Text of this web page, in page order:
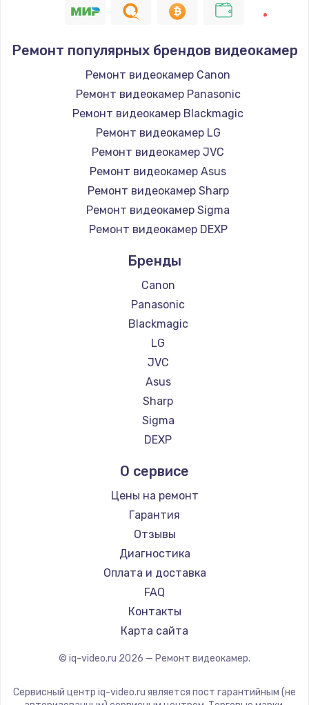
Заказать
Прошивка
от 1400 руб.
Заказать
Ремонт электроплаты
от 1200 руб.
Заказать
Ремонт корпуса
от 1250 руб.
Заказать
Настройка Wi-Fi
от 1040 руб.
Заказать
Ремонт цепей питания
от 2500 руб.
Заказать
Замена шлейфа матрицы
Заказать
Замена материнской платы
от 1395 руб.
Заказать
Замена видеочипа
от 2745 руб.
Заказать
от 875 руб.
Ремонт популярных брендов видеокамер
Ремонт видеокамер Canon
Ремонт видеокамер Panasonic
Ремонт видеокамер Blackmagic
Ремонт видеокамер LG
Ремонт видеокамер JVC
Ремонт видеокамер Asus
Ремонт видеокамер Sharp
Ремонт видеокамер Sigma
Ремонт видеокамер DEXP
Бренды
Canon
Panasonic
Blackmagic
LG
JVC
Asus
Sharp
Sigma
DEXP
О сервисе
Цены на ремонт
Гарантия
Отзывы
Диагностика
Оплата и доставка
FAQ
Контакты
Карта сайта
© iq-video.ru 2026 — Ремонт видеокамер.
Сервисный центр iq-video.ru является пост гарантийным (не